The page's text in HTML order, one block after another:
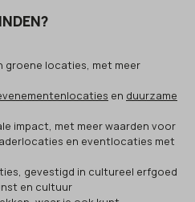
groene locaties, met meer
en duurzame
impact, met meer waarden voor
en eventlocaties met
gevestigd in cultureel erfgoed
en cultuur